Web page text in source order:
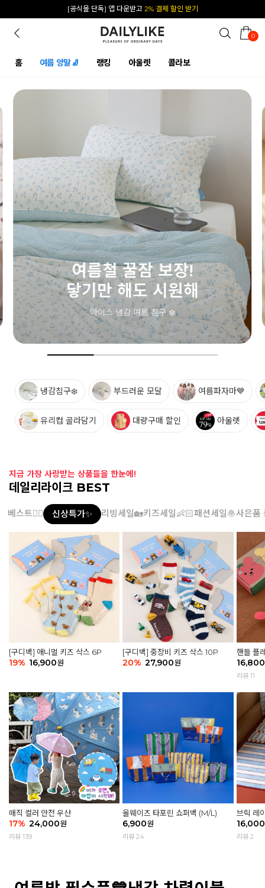
카카오 플친 추가하면1천원 즉시 할인 쿠폰
0
홈 여름 양말🧦 랭킹 아울렛 콜라보
여름철 필수 아이템💙
메쉬 삭스
통기성 좋은 메쉬 소재! 시원한 키즈 삭스
냉감침구❄️ 부드러운 모달 여름파자마💙
유리컵 골라담기 대량구매 할인 아울렛
지금 가장 사랑받는 상품들을 한눈에!
데일리라이크 BEST
베스트👍🏻 신상특가✨ 리빙세일🏡키즈세일👶🏻패션세일🧆사은품
[구디백] 애니멀 키즈 삭스 6P
19% 16,900원
[구디백] 중장비 키즈 삭스 10P
20% 27,900원
매직 컬러 안전 우산
17% 24,000원
리뷰 139
올웨이즈 타포린 쇼퍼백 (M/L)
6,900원
리뷰 24
핸들 플
어 토마
16,800
리뷰 11
브릭 레
16,000
리뷰 2